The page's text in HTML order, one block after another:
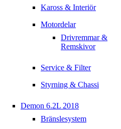
Kaross & Interiör
Motordelar
Drivremmar &
Remskivor
Service & Filter
Styrning & Chassi
Demon 6.2L 2018
Bränslesystem